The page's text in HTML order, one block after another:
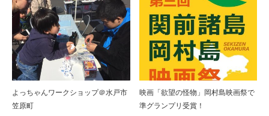
よっちゃんワークショップ＠水戸市
笠原町
映画「欲望の怪物」岡村島映画祭で
準グランプリ受賞！
よっちゃんワークショップ in 笠間茶屋